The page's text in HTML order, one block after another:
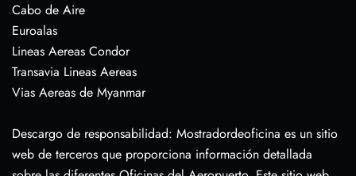
Cabo de Aire
Euroalas
Lineas Aereas Condor
Transavia Lineas Aereas
Vias Aereas de Myanmar
Descargo de responsabilidad: Mostradordeoficina es un sitio
web de terceros que proporciona información detallada